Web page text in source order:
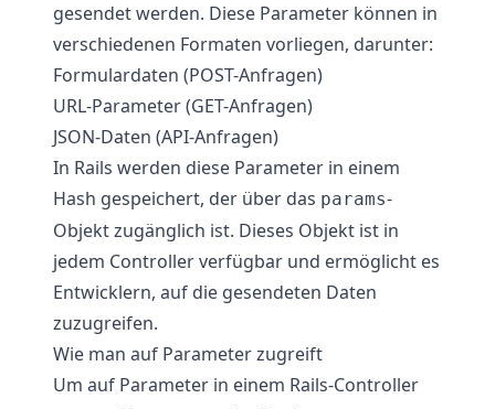
gesendet werden. Diese Parameter können in
verschiedenen Formaten vorliegen, darunter:
Formulardaten (POST-Anfragen)
URL-Parameter (GET-Anfragen)
JSON-Daten (API-Anfragen)
In Rails werden diese Parameter in einem
Hash gespeichert, der über das params-
Objekt zugänglich ist. Dieses Objekt ist in
jedem Controller verfügbar und ermöglicht es
Entwicklern, auf die gesendeten Daten
zuzugreifen.
Wie man auf Parameter zugreift
Um auf Parameter in einem Rails-Controller